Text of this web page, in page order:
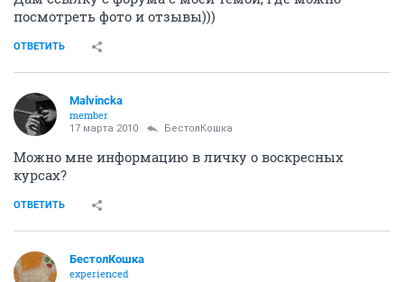
посмотреть фото и отзывы)))
ОТВЕТИТЬ
Malvincka
member
17 марта 2010 БестолКошка
Можно мне информацию в личку о воскресных
курсах?
ОТВЕТИТЬ
БестолКошка
experienced